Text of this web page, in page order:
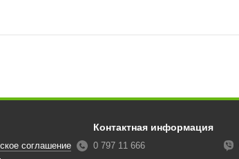
соглашение
Контактная информация
0 797 11 666